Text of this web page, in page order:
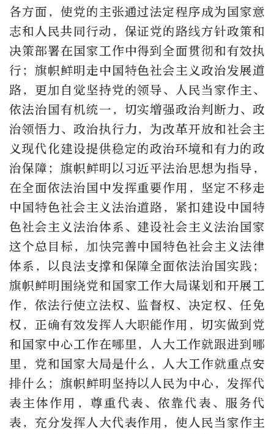
各方面，使党的主张通过法定程序成为国家意
志和人民共同行动，保证党的路线方针政策和
决策部署在国家工作中得到全面贯彻和有效执
行；旗帜鲜明走中国特色社会主义政治发展道
路，更加自觉坚持党的领导、人民当家作主、
依法治国有机统一，切实增强政治判断力、政
治领悟力、政治执行力，为改革开放和社会主
义现代化建设提供稳定的政治环境和有力的政
治保障；旗帜鲜明以习近平法治思想为指导，
在全面依法治国中发挥重要作用，坚定不移走
中国特色社会主义法治道路，紧扣建设中国特
色社会主义法治体系、建设社会主义法治国家
这个总目标，加快完善中国特色社会主义法律
体系，以良法支撑和保障全面依法治国实践；
旗帜鲜明围绕党和国家工作大局谋划和开展工
作，依法行使立法权、监督权、决定权、任免
权，正确有效发挥人大职能作用，切实做到党
和国家中心工作在哪里，人大工作就跟进到哪
里，党和国家大局是什么，人大工作就重点安
排什么；旗帜鲜明坚持以人民为中心，发挥代
表主体作用，尊重代表、依靠代表、服务代
表，充分发挥人大代表作用，使人民当家作主